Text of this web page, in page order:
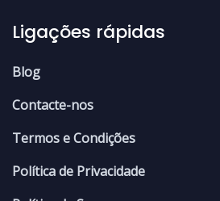
Ligações rápidas
Blog
Contacte-nos
Termos e Condições
Política de Privacidade